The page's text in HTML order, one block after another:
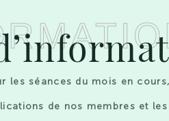
séances du mois en
de nos membres et